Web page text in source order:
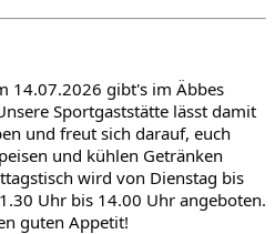
14.07.2026 gibt's im Äbbes
Sportgaststätte lässt damit
und freut sich darauf, euch
und kühlen Getränken
wird von Dienstag bis
Uhr bis 14.00 Uhr angeboten.
guten Appetit!